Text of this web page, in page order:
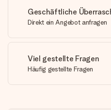
Geschäftliche
Direkt ein Angebot anfragen
Viel gestellte Fragen
Häufig gestellte Fragen